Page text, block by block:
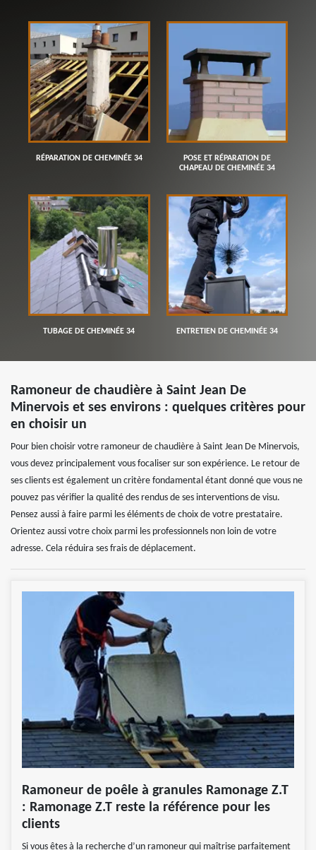
RÉPARATION DE CHEMINÉE 34
POSE ET RÉPARATION DE
CHAPEAU DE CHEMINÉE 34
TUBAGE DE CHEMINÉE 34 ENTRETIEN DE CHEMINÉE 34
Ramoneur de chaudière à Saint Jean De
Minervois et ses environs : quelques critères pour
en choisir un
Pour bien choisir votre ramoneur de chaudière à Saint Jean De Minervois,
vous devez principalement vous focaliser sur son expérience. Le retour de
ses clients est également un critère fondamental étant donné que vous ne
pouvez pas vérifier la qualité des rendus de ses interventions de visu.
Pensez aussi à faire parmi les éléments de choix de votre prestataire.
Orientez aussi votre choix parmi les professionnels non loin de votre
adresse. Cela réduira ses frais de déplacement.
Ramoneur de poêle à granules Ramonage Z.T
: Ramonage Z.T reste la référence pour les
clients
Si vous êtes à la recherche d’un ramoneur qui maîtrise parfaitement